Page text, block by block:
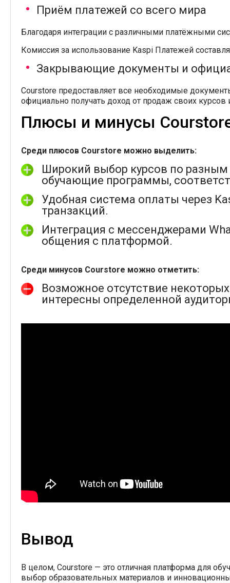
Приём платежей со всего мира
Благодаря интеграции с различными платёжными
Комиссия за использование Kaspi Платежей
Закрывающие документы и
Courstore предоставляет все необходимые
официально получать доход от продаж своих курсов
Плюсы и минусы
Среди плюсов Courstore можно выделить:
Широкий выбор курсов по
обучающие программы,
Удобная система оплаты через
транзакций.
Интеграция с мессенджерами
общения с платформой.
Среди минусов Courstore можно отметить:
Возможное отсутствие
интересны определенной
Вывод
В целом, Courstore — это отличная платформа для
выбор образовательных материалов и